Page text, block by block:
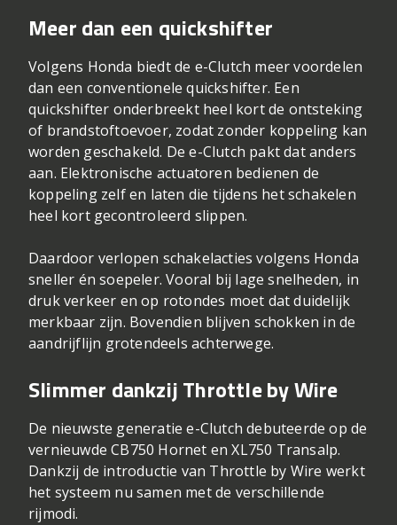
Meer dan een quickshifter
Volgens Honda biedt de e-Clutch meer voordelen
dan een conventionele quickshifter. Een
quickshifter onderbreekt heel kort de ontsteking
of brandstoftoevoer, zodat zonder koppeling kan
worden geschakeld. De e-Clutch pakt dat anders
aan. Elektronische actuatoren bedienen de
koppeling zelf en laten die tijdens het schakelen
heel kort gecontroleerd slippen.
Daardoor verlopen schakelacties volgens Honda
sneller én soepeler. Vooral bij lage snelheden, in
druk verkeer en op rotondes moet dat duidelijk
merkbaar zijn. Bovendien blijven schokken in de
aandrijflijn grotendeels achterwege.
Slimmer dankzij Throttle by Wire
De nieuwste generatie e-Clutch debuteerde op de
vernieuwde CB750 Hornet en XL750 Transalp.
Dankzij de introductie van Throttle by Wire werkt
het systeem nu samen met de verschillende
rijmodi.